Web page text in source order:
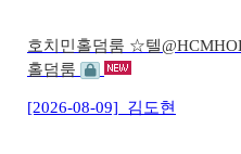
호치민홀덤룸 ☆텔
홀덤룸
[2026-08-09] 김도현